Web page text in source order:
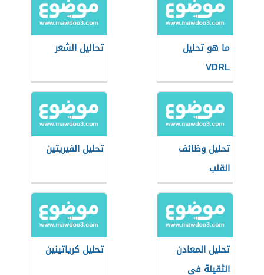
ما هو تحليل
VDRL
تحاليل الشعر
تحليل وظائف
القلب
تحليل الفيريتين
تحليل المعادن
الثقيلة في
تحليل كرياتينين